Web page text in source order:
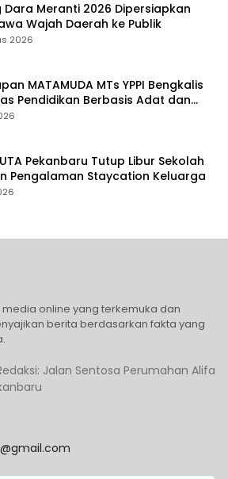
Dara Meranti 2026 Dipersiapkan
Wajah Daerah ke Publik
2026
MATAMUDA MTs YPPI Bengkalis
Pendidikan Berbasis Adat dan
Pekanbaru Tutup Libur Sekolah
Pengalaman Staycation Keluarga
online yang terkemuka dan
berita berdasarkan fakta yang
Jalan Sentosa Perumahan Alifa